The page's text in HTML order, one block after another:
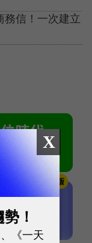
信！一次建立
X
！
《一天